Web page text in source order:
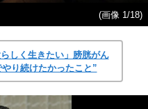
(画像 1/18)
しく生きたい」膀胱がん
り続けたかったこと”